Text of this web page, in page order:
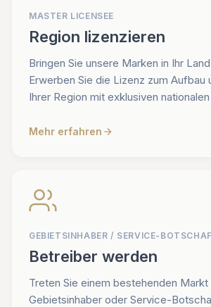
MASTER LICENSEE
Region lizenzieren
Bringen Sie unsere Marken in Ihr
Erwerben Sie die Lizenz zum Aufbau
Ihrer Region mit exklusiven
Mehr erfahren
GEBIETSINHABER / SERVICE-
Betreiber werden
Treten Sie einem bestehenden Markt
Gebietsinhaber oder Service-